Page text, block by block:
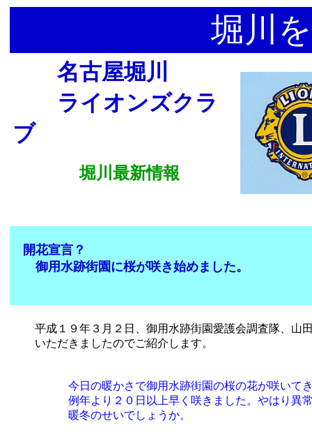
堀川
名古屋堀川
ライオンズクラ
ブ
堀川最新情報
開花宣言？
御用水跡街園に桜が咲き始めました。
平成１９年３月２日、御用水跡街園愛護会調査隊、山
いただきましたのでご紹介します。
今日の暖かさで御用水跡街園の桜の花が咲いて
例年より２０日以上早く咲きました。やはり異
暖冬のせいでしょうか。